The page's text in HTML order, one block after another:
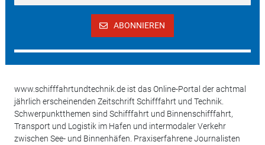
ABONNIEREN
www.schifffahrtundtechnik.de ist das Online-Portal der achtmal
jährlich erscheinenden Zeitschrift Schifffahrt und Technik.
Schwerpunktthemen sind Schifffahrt und Binnenschifffahrt,
Transport und Logistik im Hafen und intermodaler Verkehr
zwischen See- und Binnenhäfen. Praxiserfahrene Journalisten